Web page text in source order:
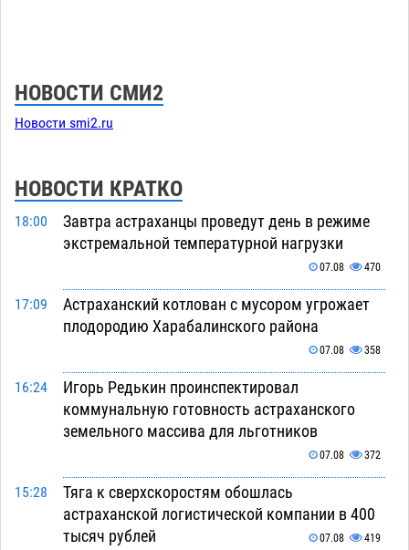
НОВОСТИ СМИ2
Новости smi2.ru
НОВОСТИ КРАТКО
18:00
Завтра астраханцы проведут день в режиме
экстремальной температурной нагрузки
07.08 470
17:09
Астраханский котлован с мусором угрожает
плодородию Харабалинского района
07.08 358
16:24
Игорь Редькин проинспектировал
коммунальную готовность астраханского
земельного массива для льготников
07.08 372
15:28
Тяга к сверхскоростям обошлась
астраханской логистической компании в 400
тысяч рублей
07.08 419